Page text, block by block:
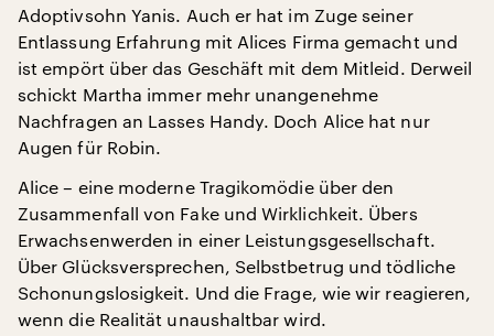
Adoptivsohn Yanis. Auch er hat im Zuge seiner
Entlassung Erfahrung mit Alices Firma gemacht und
ist empört über das Geschäft mit dem Mitleid. Derweil
schickt Martha immer mehr unangenehme
Nachfragen an Lasses Handy. Doch Alice hat nur
Augen für Robin.
Alice – eine moderne Tragikomödie über den
Zusammenfall von Fake und Wirklichkeit. Übers
Erwachsenwerden in einer Leistungsgesellschaft.
Über Glücksversprechen, Selbstbetrug und tödliche
Schonungslosigkeit. Und die Frage, wie wir reagieren,
wenn die Realität unaushaltbar wird.